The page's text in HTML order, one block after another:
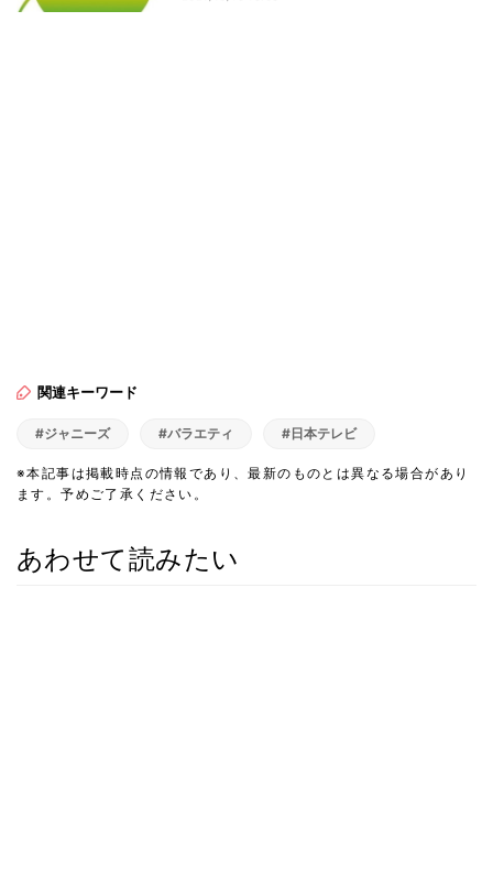
関連キーワード
#ジャニーズ #バラエティ #日本テレビ
※本記事は掲載時点の情報であり、最新のものとは異なる場合があり
ます。予めご了承ください。
あわせて読みたい